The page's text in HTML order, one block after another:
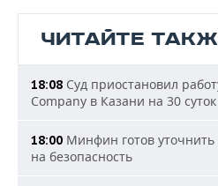
ЧИТАЙТЕ
18:08 Суд приостановил
Company в Казани на 30 суток
18:00 Минфин готов уточнить
на безопасность